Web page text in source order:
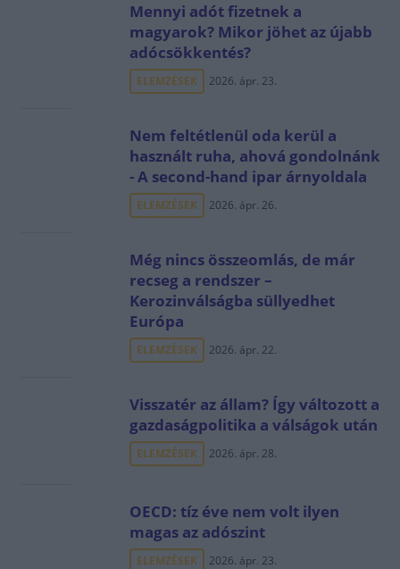
Mennyi adót fizetnek a
magyarok? Mikor jöhet az újabb
adócsökkentés?
ELEMZÉSEK 2026. ápr. 23.
Nem feltétlenül oda kerül a
használt ruha, ahová gondolnánk
- A second-hand ipar árnyoldala
ELEMZÉSEK 2026. ápr. 26.
Még nincs összeomlás, de már
recseg a rendszer –
Kerozinválságba süllyedhet
Európa
ELEMZÉSEK 2026. ápr. 22.
Visszatér az állam? Így változott a
gazdaságpolitika a válságok után
ELEMZÉSEK 2026. ápr. 28.
OECD: tíz éve nem volt ilyen
magas az adószint
ELEMZÉSEK 2026. ápr. 23.